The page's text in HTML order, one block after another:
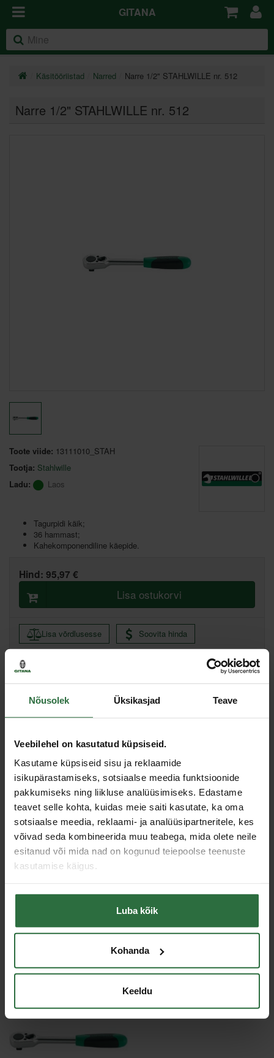
Nõusolek Üksikasjad Teave
Veebilehel on kasutatud küpsiseid.
Kasutame küpsiseid sisu ja reklaamide
isikupärastamiseks, sotsiaalse meedia funktsioonide
pakkumiseks ning liikluse analüüsimiseks. Edastame
teavet selle kohta, kuidas meie saiti kasutate, ka oma
sotsiaalse meedia, reklaami- ja analüüsipartneritele, kes
võivad seda kombineerida muu teabega, mida olete neile
esitanud või mida nad on kogunud teiepoolse teenuste
kasutamise käigus.
Luba kõik
Kohanda
Keeldu
GITANA
Käsitööriistad Narred Narre 1/2" STAHLWILLE nr. 512
Narre 1/2" STAHLWILLE nr. 512
Toote viide: 13111010_STAH
Tootja: Stahlwille
Ladu:
Laos
Tagurpidi käik;
36 hammast;
Kahekomponendiline käepide.
Hind: 95,97 €
Lisa ostukorvi
Lisa võrdlusesse Soovita hinda
Põhiladu, (eeldatav tarne, 2-4 tööpäeva)
Muud laod, (eeldatav tarne, 3-6 tööpäeva)
Ergonoomiline käepide, mis on valmistatud vastupidavast
plastikust. Kõik metallosad on valmistatud kvaliteetsest terase
sulamist. Tugev peatugi. Osasid saab asendada varuosadega.
Saab pöörata ühes või teises suunas.
Spetsifikatsioon
Otsiku kinnitus 1/2"